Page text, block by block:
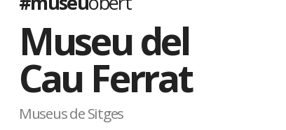
Museu del
Cau Ferrat
Museus de Sitges